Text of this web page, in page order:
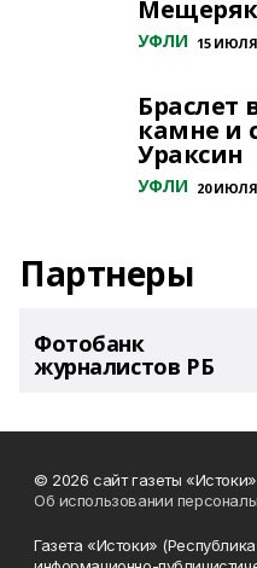
УФЛИ 15 ИЮЛЯ
Браслет
камне и
Ураксин
УФЛИ 20 ИЮЛЯ
Партнеры
Фотобанк
журналистов РБ
© 2026 сайт газеты
Об использовании
Газета «Истоки»